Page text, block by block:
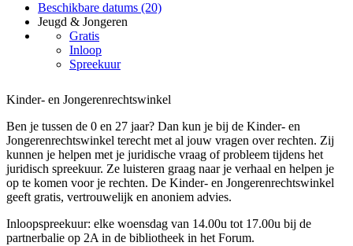
Beschikbare datums (20)
Jeugd & Jongeren
Gratis
Inloop
Spreekuur
Kinder- en Jongerenrechtswinkel
Ben je tussen de 0 en 27 jaar? Dan kun je bij de Kinder- en
Jongerenrechtswinkel terecht met al jouw vragen over rechten. Zij
kunnen je helpen met je juridische vraag of probleem tijdens het
juridisch spreekuur. Ze luisteren graag naar je verhaal en helpen je
op te komen voor je rechten. De Kinder- en Jongerenrechtswinkel
geeft gratis, vertrouwelijk en anoniem advies.
Inloopspreekuur: elke woensdag van 14.00u tot 17.00u bij de
partnerbalie op 2A in de bibliotheek in het Forum.